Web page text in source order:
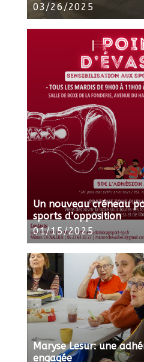
03/26/2025
Un nouveau créneau
sports d’opposition
01/15/2025
Maryse Lesur: une
engagée